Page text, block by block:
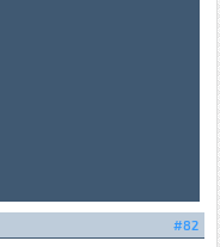
#82